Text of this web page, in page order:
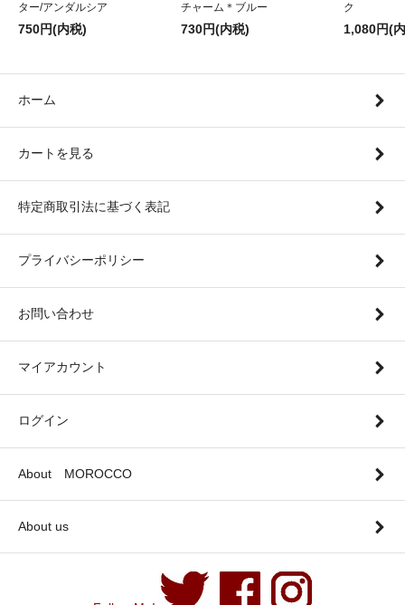
ター/アンダルシア
750円(内税)
チャーム＊ブルー
730円(内税)
ク
1,080円(
ホーム
カートを見る
特定商取引法に基づく表記
プライバシーポリシー
お問い合わせ
マイアカウント
ログイン
About MOROCCO
About us